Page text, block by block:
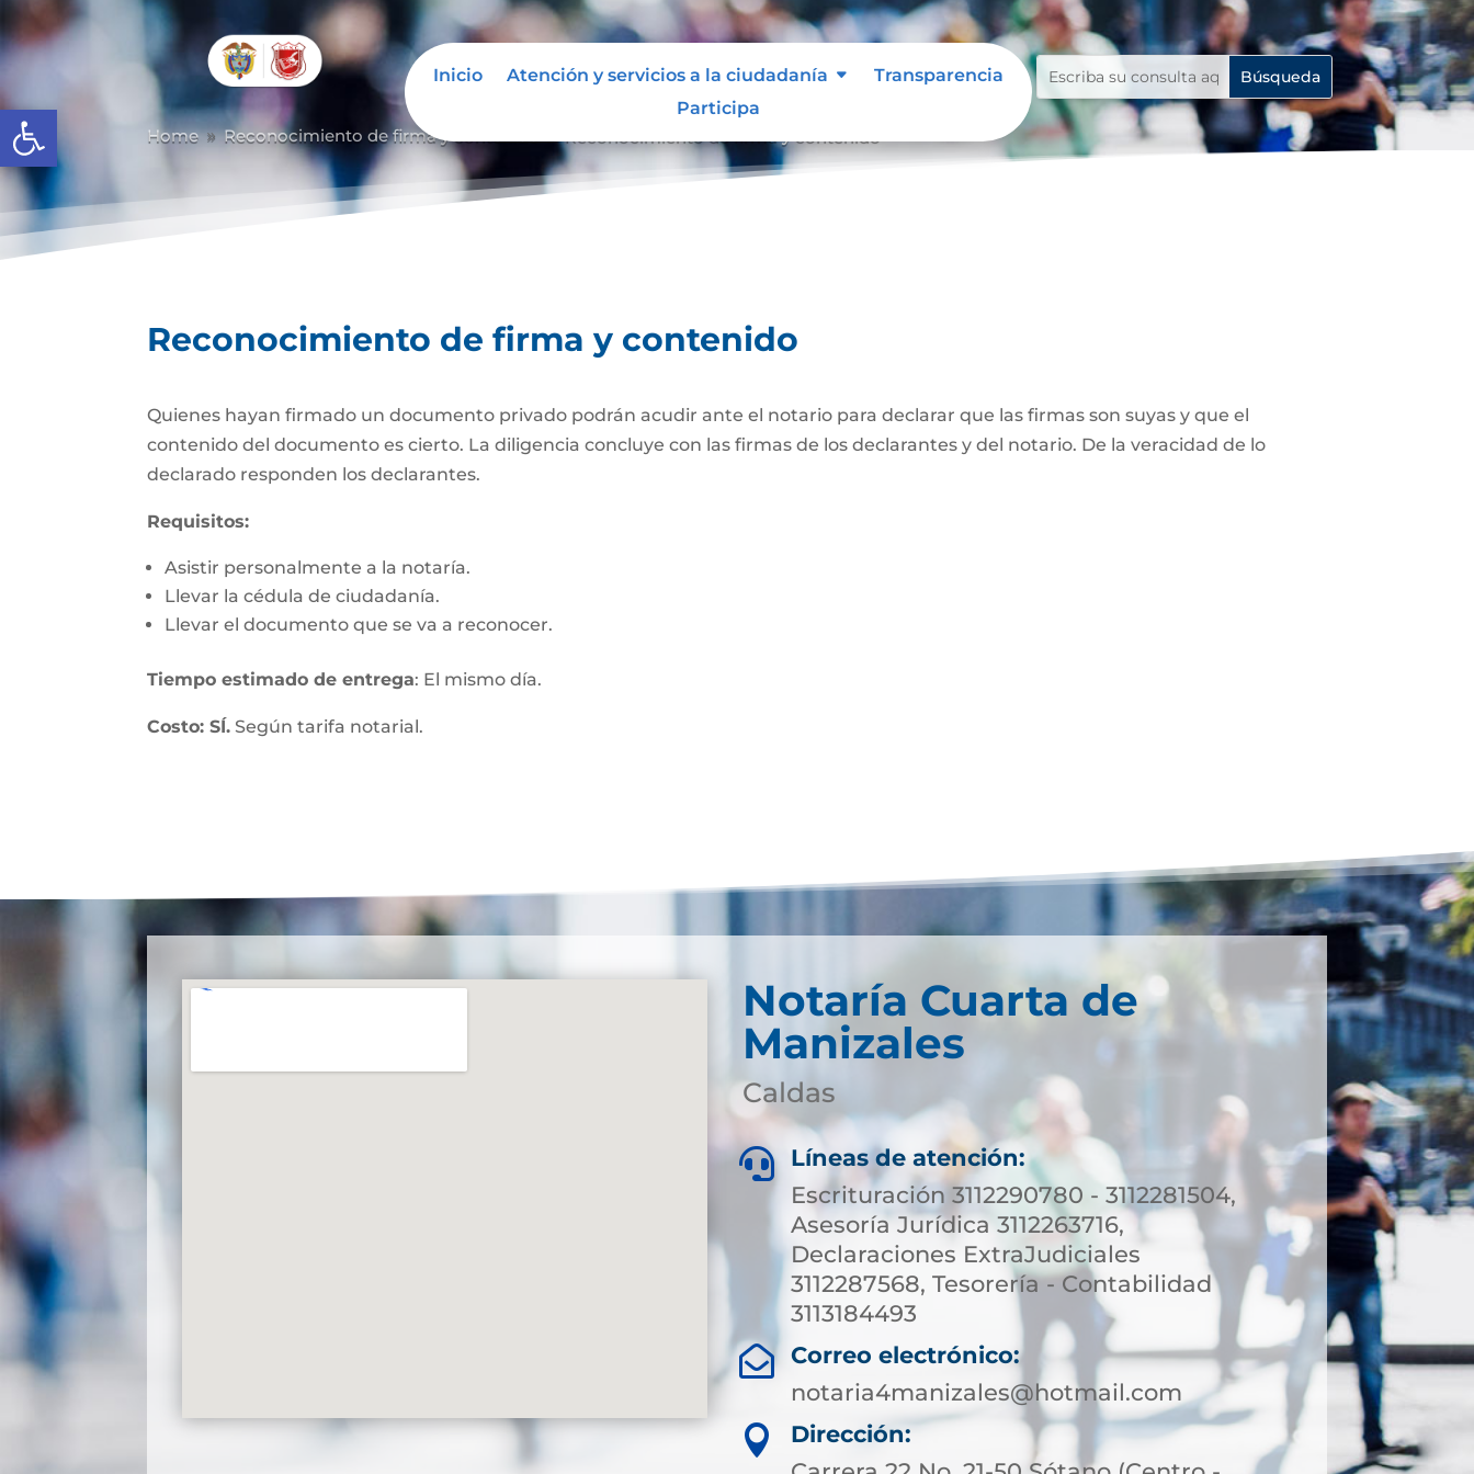
Abrir barra de herramientas
Inicio Atención y servicios a la ciudadanía
Transparencia
Participa
Home 9 Reconocimiento de firma y contenido
Reconocimiento de firma y contenido
Quienes hayan firmado un documento privado podrán acudir ante el notario para declarar que las firmas son suyas y que el
contenido del documento es cierto. La diligencia concluye con las firmas de los declarantes y del notario. De la veracidad de lo
declarado responden los declarantes.
Requisitos:
Asistir personalmente a la notaría.
Llevar la cédula de ciudadanía.
Llevar el documento que se va a reconocer.
Tiempo estimado de entrega: El mismo día.
Costo: SÍ. Según tarifa notarial.
Notaría Cuarta de
Manizales
Caldas

Líneas de atención:
Escrituración 3112290780 - 3112281504,
Asesoría Jurídica 3112263716,
Declaraciones ExtraJudiciales
3112287568, Tesorería - Contabilidad
3113184493
 Correo electrónico:
notaria4manizales@hotmail.com

Dirección: